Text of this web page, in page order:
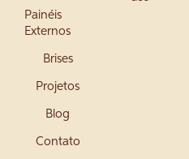
Painéis
Externos
Brises
Projetos
Blog
Contato